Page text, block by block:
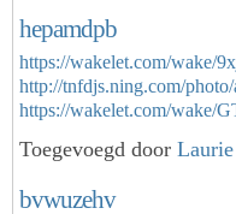
hepamdpb
https://wakelet.com/wake/
http://tnfdjs.ning.com/
https://wakelet.com/wake/
Toegevoegd door Laurie
bvwuzehv